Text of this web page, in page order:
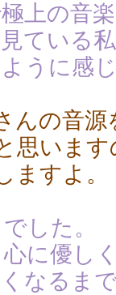
上の音
ている
うに感
んの音
思いま
ますよ。
した。
に優し
なるま